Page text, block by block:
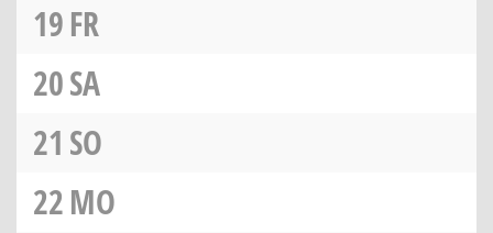
19FR
20SA
21 SO
22MO